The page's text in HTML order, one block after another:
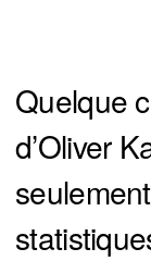
Quelque
d’Oliver